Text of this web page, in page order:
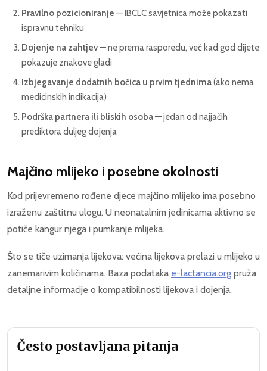
Pravilno pozicioniranje — IBCLC savjetnica može pokazati
ispravnu tehniku
Dojenje na zahtjev— ne prema rasporedu, već kad god dijete
pokazuje znakove gladi
Izbjegavanje dodatnih bočica u prvim tjednima(ako nema
medicinskih indikacija)
Podrška partnera ili bliskih osoba— jedan od najjačih
prediktora duljeg dojenja
Majčino mlijeko i posebne okolnosti
Kod prijevremeno rođene djece majčino mlijeko ima posebno
izraženu zaštitnu ulogu. U neonatalnim jedinicama aktivno se
potiče kangur njega i pumkanje mlijeka.
Što se tiče uzimanja lijekova: većina lijekova prelazi u mlijeko u
zanemarivim količinama. Baza podataka e-lactancia.org pruža
detaljne informacije o kompatibilnosti lijekova i dojenja.
Često postavljana pitanja